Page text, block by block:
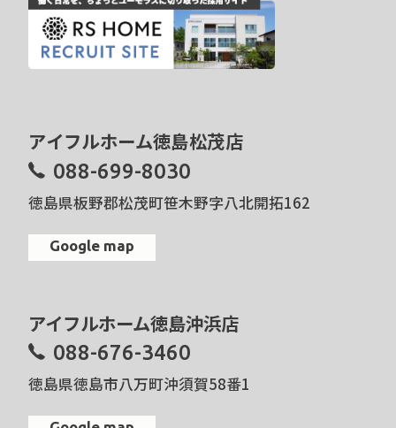
アイフルホーム徳島松茂店
088-699-8030
徳島県板野郡松茂町笹木野字八北開拓162
Google map
アイフルホーム徳島沖浜店
088-676-3460
徳島県徳島市八万町沖須賀58番1